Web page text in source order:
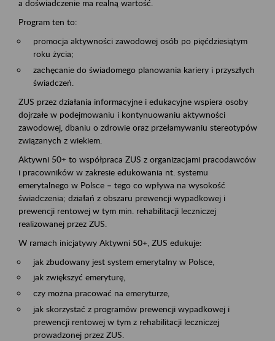
a doświadczenie ma realną wartość.
Program ten to:
promocja aktywności zawodowej osób po pięćdziesiątym
roku życia;
zachęcanie do świadomego planowania kariery i przyszłych
świadczeń.
ZUS przez działania informacyjne i edukacyjne wspiera osoby
dojrzałe w podejmowaniu i kontynuowaniu aktywności
zawodowej, dbaniu o zdrowie oraz przełamywaniu stereotypów
związanych z wiekiem.
Aktywni 50+ to współpraca ZUS z organizacjami pracodawców
i pracowników w zakresie edukowania nt. systemu
emerytalnego w Polsce – tego co wpływa na wysokość
świadczenia; działań z obszaru prewencji wypadkowej i
prewencji rentowej w tym min. rehabilitacji leczniczej
realizowanej przez ZUS.
W ramach inicjatywy Aktywni 50+, ZUS edukuje:
jak zbudowany jest system emerytalny w Polsce,
jak zwiększyć emeryturę,
czy można pracować na emeryturze,
jak skorzystać z programów prewencji wypadkowej i
prewencji rentowej w tym z rehabilitacji leczniczej
prowadzonej przez ZUS.